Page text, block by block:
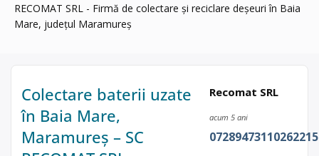
RECOMAT SRL - Firmă de colectare și reciclare deșeuri în Baia
Mare, județul Maramureș
Colectare baterii uzate
în Baia Mare,
Maramureș – SC
Recomat SRL
acum 5 ani